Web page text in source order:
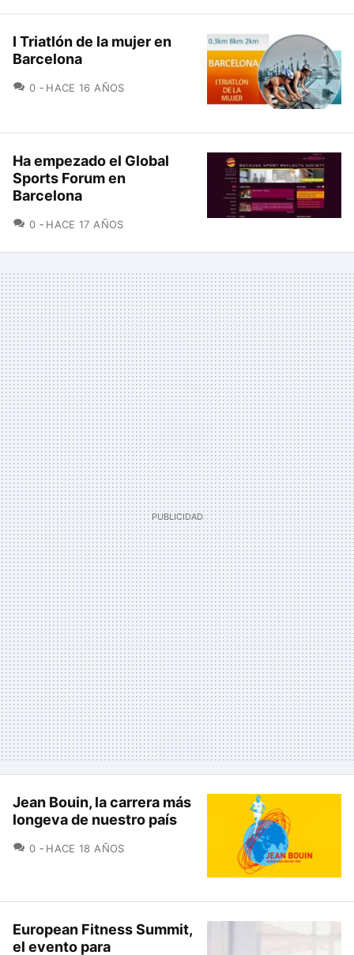
I Triatlón de la mujer en
Barcelona
0 COMENTARIOS
HACE 16 AÑOS
Ha empezado el Global
Sports Forum en
Barcelona
0 COMENTARIOS
HACE 17 AÑOS
Jean Bouin, la carrera más
longeva de nuestro país
0 COMENTARIOS
HACE 18 AÑOS
European Fitness Summit,
el evento para